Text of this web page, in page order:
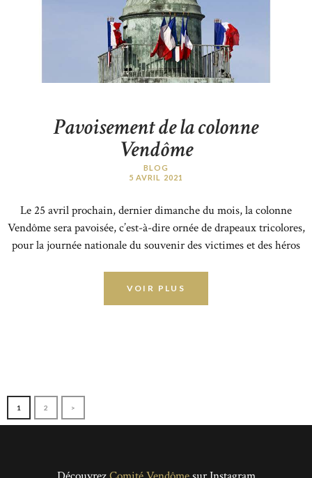
Pavoisement de la colonne
Vendôme
BLOG
5 AVRIL 2021
Le 25 avril prochain, dernier dimanche du mois, la colonne
Vendôme sera pavoisée, c’est-à-dire ornée de drapeaux tricolores,
pour la journée nationale du souvenir des victimes et des héros
VOIR PLUS
Navigation
PAGE
1 PAGE
2 >